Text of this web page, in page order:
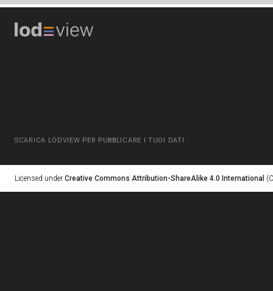
SCARICA LODVIEW PER PUBBLICARE I TUOI DATI
Licensed under Creative Commons Attribution-ShareAlike 4.0 International